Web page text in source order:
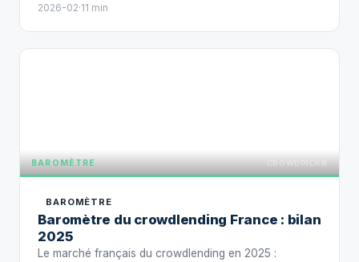
2026-02·11 min
BAROMÈTRE CROWDPICKR
BAROMÈTRE
Baromètre du crowdlending France : bilan
2025
Le marché français du crowdlending en 2025 :